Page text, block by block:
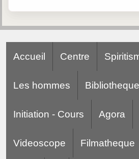
Accueil Centre
Les hommes Bibliotheque
Initiation - Cours Agora
Videoscope Filmatheque